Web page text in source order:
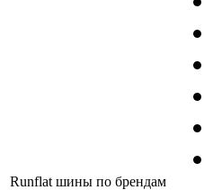
Runflat шины по брендам